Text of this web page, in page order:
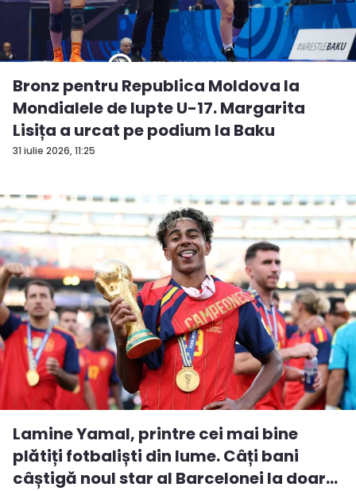
31 iulie 2026, 11:25
Bronz pentru Republica Moldova la
Mondialele de lupte U-17. Margarita
Lisița a urcat pe podium la Baku
Lamine Yamal, printre cei mai bine
plătiți fotbaliști din lume. Câți bani
câștigă noul star al Barcelonei la doar...